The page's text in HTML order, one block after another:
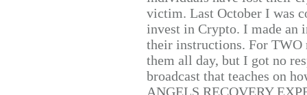
victim. Last October I was
invest in Crypto. I made
their instructions. For TWO
them all day, but I got no
broadcast that teaches on
ANGELS RECOVERY